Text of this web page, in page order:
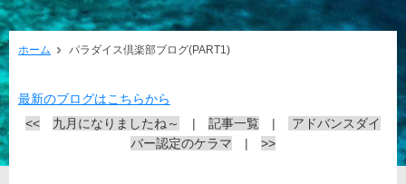
ホーム パラダイス倶楽部ブログ(PART1)
最新のブログはこちらから
<<
九月になりましたね～ | 記事一覧 |
アドバンスダイ
バー認定のケラマ | >>